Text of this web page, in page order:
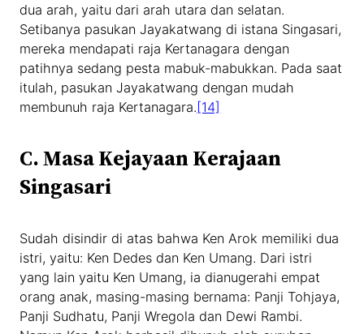
dua arah, yaitu dari arah utara dan selatan.
Setibanya pasukan Jayakatwang di istana Singasari,
mereka mendapati raja Kertanagara dengan
patihnya sedang pesta mabuk-mabukkan. Pada saat
itulah, pasukan Jayakatwang dengan mudah
membunuh raja Kertanagara. [14]
C. Masa Kejayaan Kerajaan
Singasari
Sudah disindir di atas bahwa Ken Arok memiliki dua
istri, yaitu: Ken Dedes dan Ken Umang. Dari istri
yang lain yaitu Ken Umang, ia dianugerahi empat
orang anak, masing-masing bernama: Panji Tohjaya,
Panji Sudhatu, Panji Wregola dan Dewi Rambi.